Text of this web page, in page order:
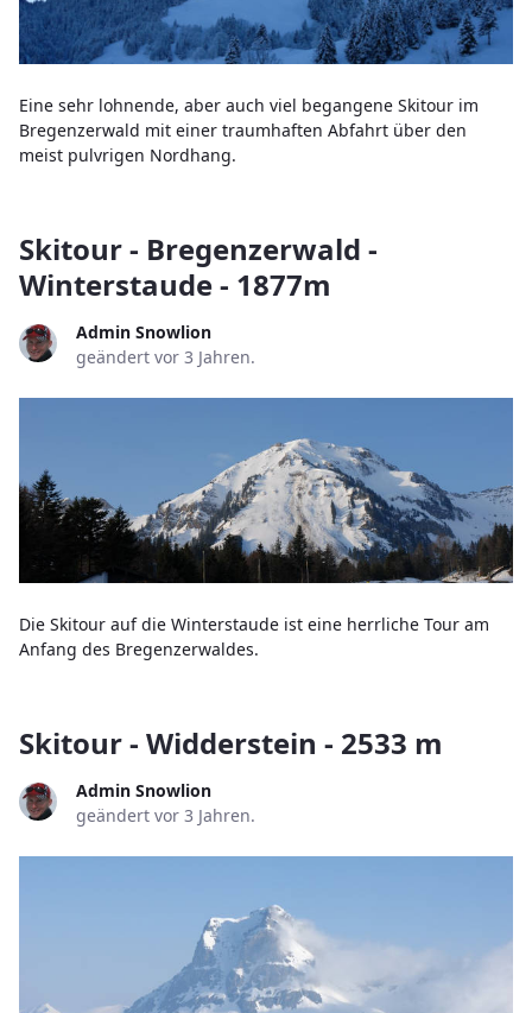
Eine sehr lohnende, aber auch viel begangene Skitour im
Bregenzerwald mit einer traumhaften Abfahrt über den
meist pulvrigen Nordhang.
Skitour - Bregenzerwald -
Winterstaude - 1877m
Admin Snowlion
geändert vor 3 Jahren.
Die Skitour auf die Winterstaude ist eine herrliche Tour am
Anfang des Bregenzerwaldes.
Skitour - Widderstein - 2533 m
Admin Snowlion
geändert vor 3 Jahren.